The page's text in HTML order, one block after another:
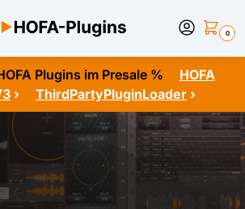
0
Plugins im Presale %
HOFA
› ThirdPartyPluginLoader ›